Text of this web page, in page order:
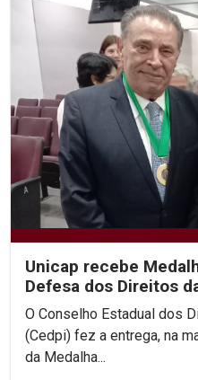
Unicap recebe
Defesa dos Direitos
O Conselho Estadual dos
(Cedpi) fez a entrega, na
da Medalha...